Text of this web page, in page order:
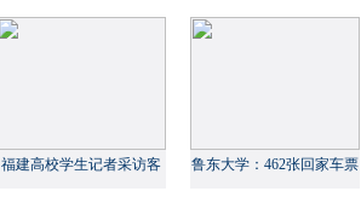
福建高校学生记者采访客
鲁东大学：462张回家车票